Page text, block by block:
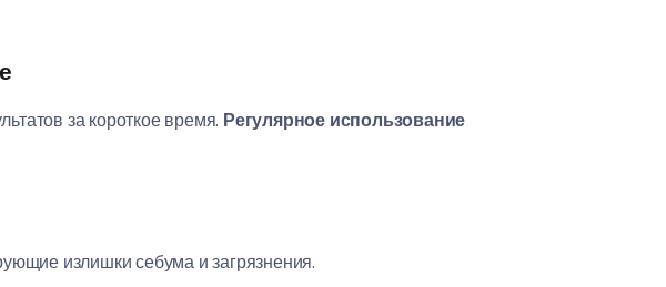
за короткое время. Регулярное использование
излишки себума и загрязнения.